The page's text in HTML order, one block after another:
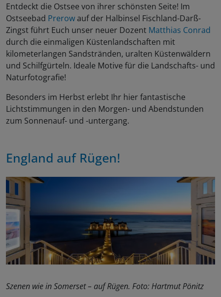
Entdeckt die Ostsee von ihrer schönsten Seite! Im
Ostseebad Prerowauf der Halbinsel Fischland-Darß-
Zingst führt Euch unser neuer Dozent Matthias Conrad
durch die einmaligen Küstenlandschaften mit
kilometerlangen Sandstränden, uralten Küstenwäldern
und Schilfgürteln. Ideale Motive für die Landschafts- und
Naturfotografie!
Besonders im Herbst erlebt Ihr hier fantastische
Lichtstimmungen in den Morgen- und Abendstunden
zum Sonnenauf- und -untergang.
England auf Rügen!
Szenen wie in Somerset – auf Rügen. Foto: Hartmut Pönitz